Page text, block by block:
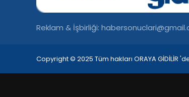
Reklam & İşbirliği:
Copyright © 2025 Tüm hakları ORAYA GİDİLİR